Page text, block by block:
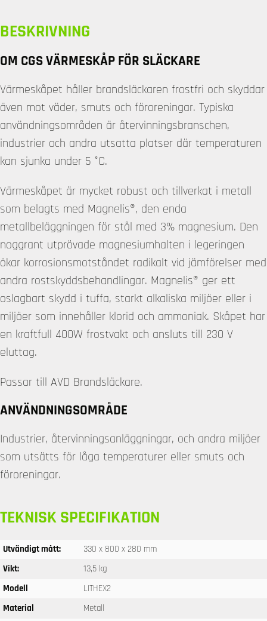
BESKRIVNING
OM CGS VÄRMESKÅP FÖR SLÄCKARE
Värmeskåpet håller brandsläckaren frostfri och skyddar
även mot väder, smuts och föroreningar. Typiska
användningsområden är återvinningsbranschen,
industrier och andra utsatta platser där temperaturen
kan sjunka under 5 °C.
Värmeskåpet är mycket robust och tillverkat i metall
som belagts med Magnelis®, den enda
metallbeläggningen för stål med 3% magnesium. Den
noggrant utprövade magnesiumhalten i legeringen
ökar korrosionsmotståndet radikalt vid jämförelser med
andra rostskyddsbehandlingar. Magnelis® ger ett
oslagbart skydd i tuffa, starkt alkaliska miljöer eller i
miljöer som innehåller klorid och ammoniak. Skåpet har
en kraftfull 400W frostvakt och ansluts till 230 V
eluttag.
Passar till AVD Brandsläckare.
ANVÄNDNINGSOMRÅDE
Industrier, återvinningsanläggningar, och andra miljöer
som utsätts för låga temperaturer eller smuts och
föroreningar.
TEKNISK SPECIFIKATION
Utvändigt mått:
330 x 800 x 280 mm
Vikt:
13,5 kg
Modell
LITHEX2
Material
Metall